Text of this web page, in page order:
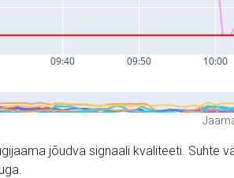
jõudva signaali kvaliteeti. Suhte